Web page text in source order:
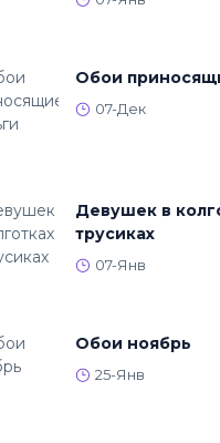
Обои
07-Дек
Девушек в колготках и
трусиках
07-Янв
Обои ноябрь
25-Янв